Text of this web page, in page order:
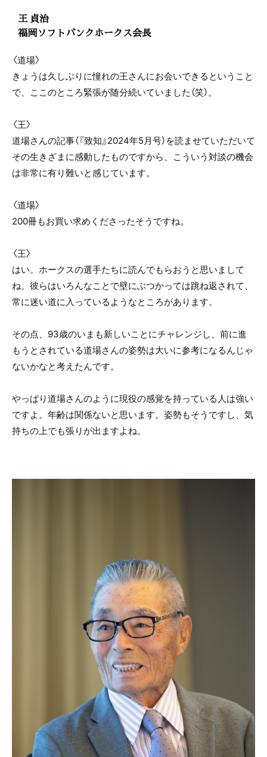
王 貞治
福岡ソフトバンクホークス会長
〈道場〉
きょうは久しぶりに憧れの王さんにお会いできるということ
で、ここのところ緊張が随分続いていました（笑）。
〈王〉
道場さんの記事（『致知』2024年5月号）を読ませていただいて
その生きざまに感動したものですから、こういう対談の機会
は非常に有り難いと感じています。
〈道場〉
200冊もお買い求めくださったそうですね。
〈王〉
はい。ホークスの選手たちに読んでもらおうと思いまして
ね。彼らはいろんなことで壁にぶつかっては跳ね返されて、
常に迷い道に入っているようなところがあります。
その点、93歳のいまも新しいことにチャレンジし、前に進
もうとされている道場さんの姿勢は大いに参考になるんじゃ
ないかなと考えたんです。
やっぱり道場さんのように現役の感覚を持っている人は強い
ですよ。年齢は関係ないと思います。姿勢もそうですし、気
持ちの上でも張りが出ますよね。